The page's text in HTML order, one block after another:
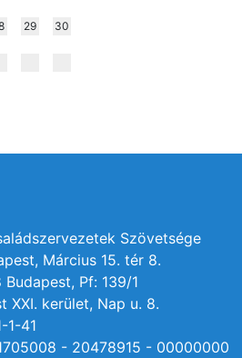
29 30
Szövetsége
Március 15. tér 8.
Budapest, Pf: 139/1
XXI. kerület, Nap u. 8.
1-41
- 20478915 - 00000000